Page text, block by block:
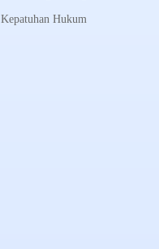
Kepatuhan Hukum